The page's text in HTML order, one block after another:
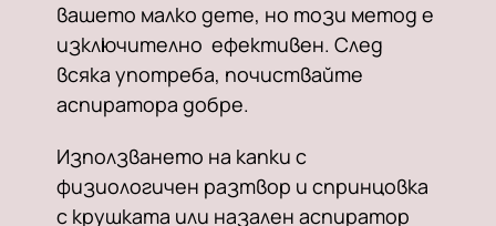
вашето малко дете, но този метод е
изключително ефективен. След
всяка употреба, почиствайте
аспиратора добре.
Използването на капки с
физиологичен разтвор и спринцовка
с крушката или назален аспиратор